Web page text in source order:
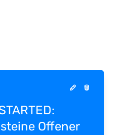
Offener